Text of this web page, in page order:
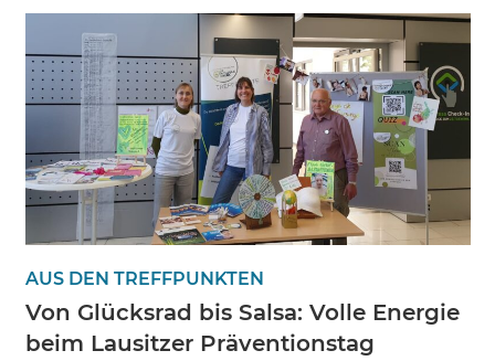
AUS DEN TREFFPUNKTEN
Von Glücksrad bis Salsa: Volle Energie
beim Lausitzer Präventionstag